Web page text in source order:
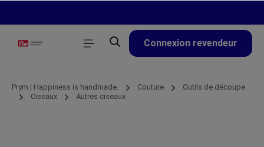
Connexion revendeur
Prym | Happiness is handmade. Couture
Outils de découpe
Ciseaux
Autres ciseaux